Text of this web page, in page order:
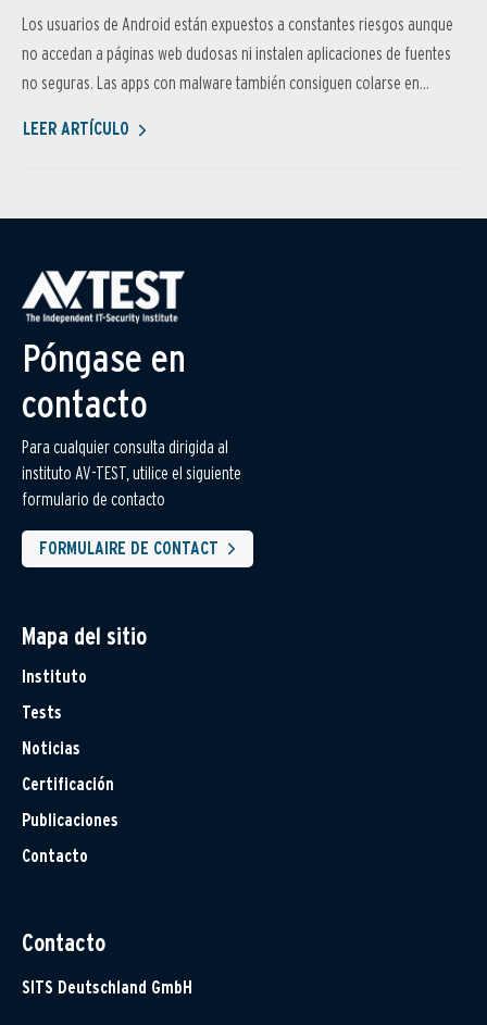
Los usuarios de Android están expuestos a constantes riesgos aunque
no accedan a páginas web dudosas ni instalen aplicaciones de fuentes
no seguras. Las apps con malware también consiguen colarse en...
LEER ARTÍCULO
Póngase en
contacto
Para cualquier consulta dirigida al
instituto AV-TEST, utilice el siguiente
formulario de contacto
FORMULAIRE DE CONTACT
Mapa del sitio
Instituto
Tests
Noticias
Certificación
Publicaciones
Contacto
Contacto
SITS Deutschland GmbH